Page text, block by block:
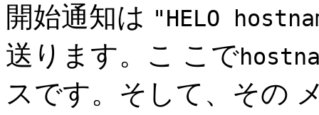
開始通知は "HELO
送ります。こ こで
スです。そして、その